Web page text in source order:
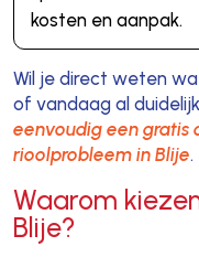
kosten en aanpak.
Wil je direct weten
of vandaag al
eenvoudig een
rioolprobleem in Blije.
Waarom
Blije?